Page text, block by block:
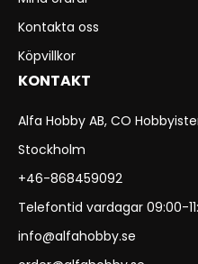
Kontakta oss
Köpvillkor
KONTAKT
Alfa Hobby AB, CO
Stockholm
+46-868459092
Telefontid vardagar 09:00-
info@alfahobby.se